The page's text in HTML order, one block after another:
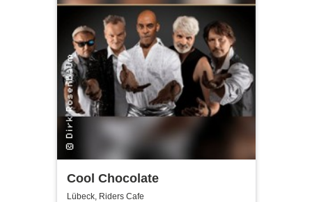
Cool Chocolate
Lübeck, Riders Cafe